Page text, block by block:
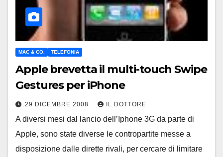
MAC & CO. TELEFONIA
Apple brevetta il multi-touch Swipe
Gestures per iPhone
29 DICEMBRE 2008 IL DOTTORE
A diversi mesi dal lancio dell’Iphone 3G da parte di
Apple, sono state diverse le contropartite messe a
disposizione dalle dirette rivali, per cercare di limitare